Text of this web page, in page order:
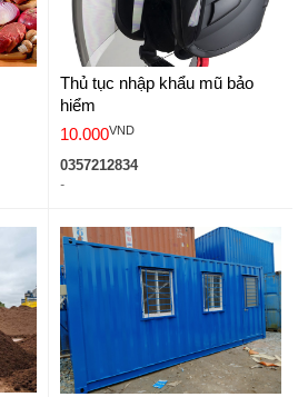
Thủ tục nhập khẩu mũ bảo
hiểm
10.000VND
0357212834
-